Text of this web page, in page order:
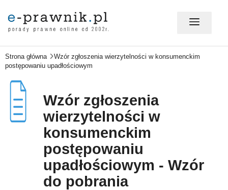
MÓJ E-PRAWNIK - LOGOWANIE
PORADY PRAWNE ONLINE
PRAWO NA CO DZIEŃ
PRAWO W BIZNESIE
Strona główna
Wzór zgłoszenia wierzytelności w konsumenckim
postępowaniu upadłościowym
Wzór zgłoszenia
wierzytelności w
konsumenckim
postępowaniu
upadłościowym - Wzór
do pobrania